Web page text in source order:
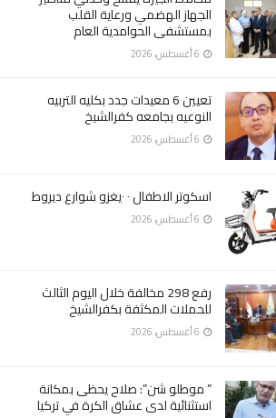
الجهاز الهضمي ورعاية القلب
بمستشفى الحوامدية العام
تعيين 6 معيدات جدد بكليه التربيه
النوعيه بجامعه كفرالشيخ
اسكوتر الاطفال ٠ ٠يغزو شوارع ديروط
رفع 298 مخالفة خلال اليوم الثالث
للحملات المكثفة بكفرالشيخ
” موطلو شن”: صلاح يحظى بمكانة
استثنائية لدى عشاق الكرة في تركيا